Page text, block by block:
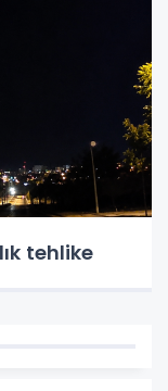
tehlike